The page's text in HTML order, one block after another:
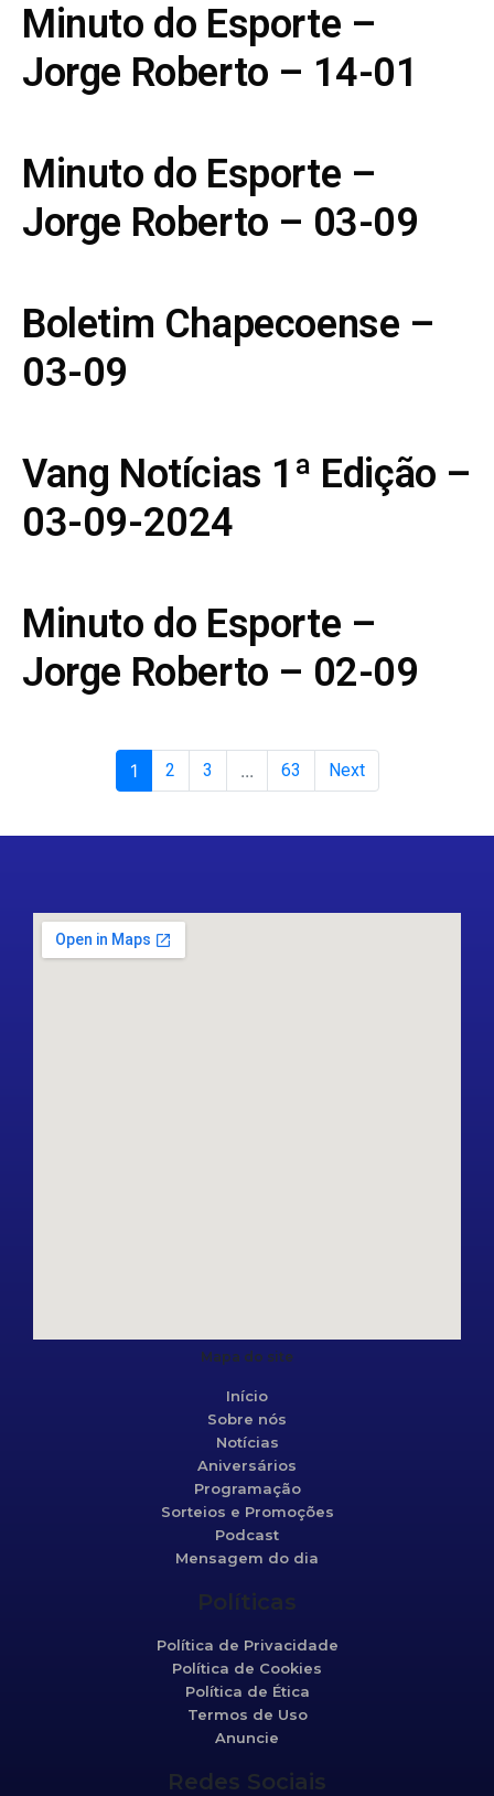
Minuto do Esporte –
Jorge Roberto – 14-01
Minuto do Esporte –
Jorge Roberto – 03-09
Boletim Chapecoense –
03-09
Vang Notícias 1ª Edição –
03-09-2024
Minuto do Esporte –
Jorge Roberto – 02-09
1 2 3 ... 63 Next
Mapa do site
Início
Sobre nós
Notícias
Aniversários
Programação
Sorteios e Promoções
Podcast
Mensagem do dia
Políticas
Política de Privacidade
Política de Cookies
Política de Ética
Termos de Uso
Anuncie
Redes Sociais